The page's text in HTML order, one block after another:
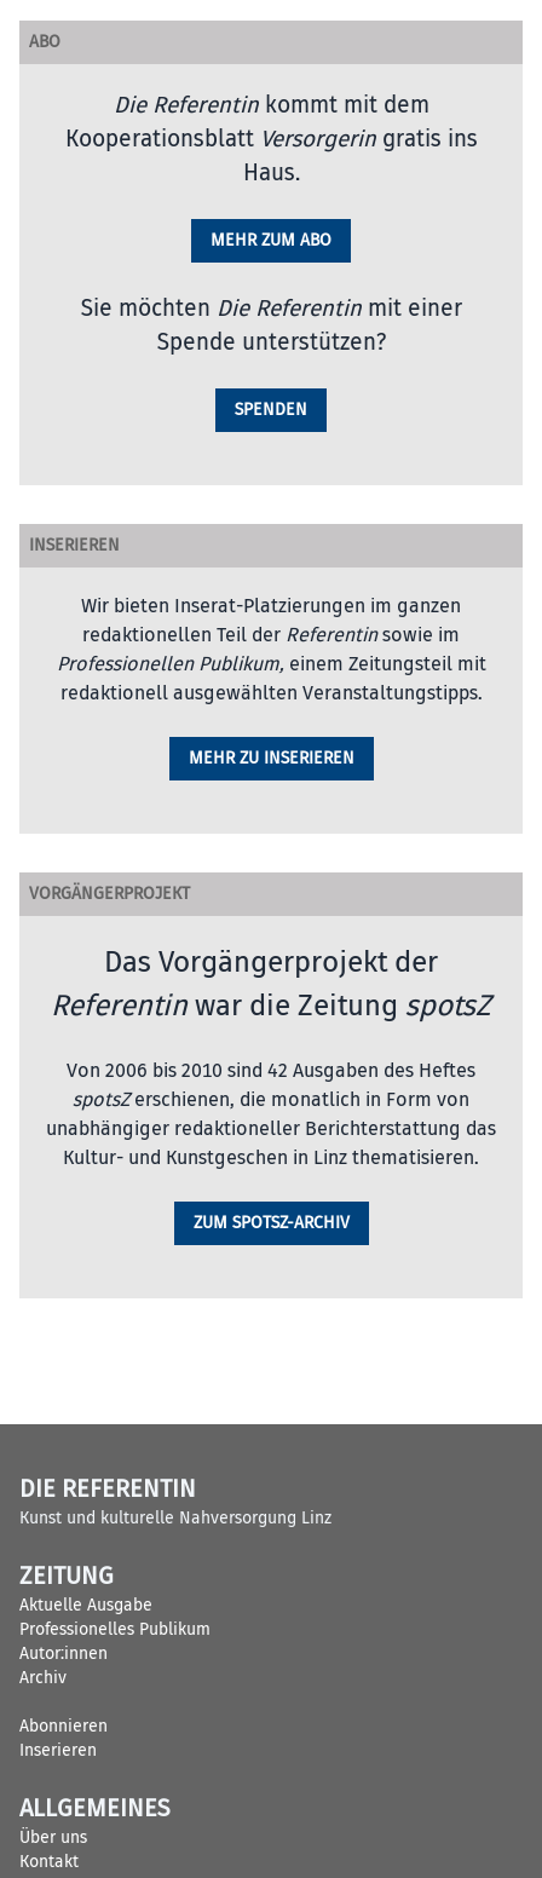
ABO
Die Referentinkommt mit dem
Kooperationsblatt Versorgeringratis ins
Haus.
MEHR ZUM ABO
Sie möchten Die Referentinmit einer
Spende unterstützen?
SPENDEN
INSERIEREN
Wir bieten Inserat-Platzierungen im ganzen
redaktionellen Teil der Referentinsowie im
Professionellen Publikum, einem Zeitungsteil mit
redaktionell ausgewählten Veranstaltungstipps.
MEHR ZU INSERIEREN
VORGÄNGERPROJEKT
Das Vorgängerprojekt der
Referentinwar die Zeitung spotsZ
Von 2006 bis 2010 sind 42 Ausgaben des Heftes
spotsZerschienen, die monatlich in Form von
unabhängiger redaktioneller Berichterstattung das
Kultur- und Kunstgeschen in Linz thematisieren.
ZUM SPOTSZ-ARCHIV
DIE REFERENTIN
Kunst und kulturelle Nahversorgung Linz
ZEITUNG
Aktuelle Ausgabe
Professionelles Publikum
Autor:innen
Archiv
Abonnieren
Inserieren
ALLGEMEINES
Über uns
Kontakt